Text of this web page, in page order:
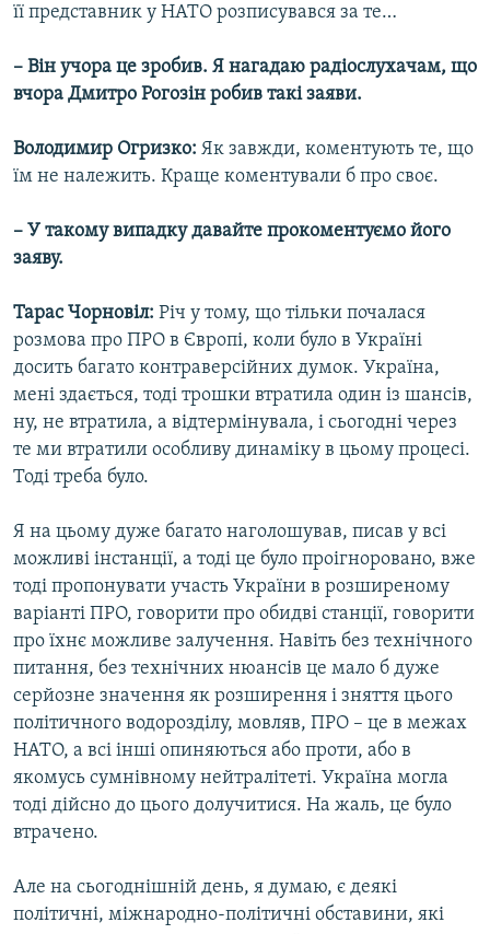
її представник у НАТО розписувався за те…
– Він учора це зробив. Я нагадаю радіослухачам, що
вчора Дмитро Рогозін робив такі заяви.
Володимир Огризко: Як завжди, коментують те, що
їм не належить. Краще коментували б про своє.
– У такому випадку давайте прокоментуємо його
заяву.
Тарас Чорновіл: Річ у тому, що тільки почалася
розмова про ПРО в Європі, коли було в Україні
досить багато контраверсійних думок. Україна,
мені здається, тоді трошки втратила один із шансів,
ну, не втратила, а відтермінувала, і сьогодні через
те ми втратили особливу динаміку в цьому процесі.
Тоді треба було.
Я на цьому дуже багато наголошував, писав у всі
можливі інстанції, а тоді це було проігноровано, вже
тоді пропонувати участь України в розширеному
варіанті ПРО, говорити про обидві станції, говорити
про їхнє можливе залучення. Навіть без технічного
питання, без технічних нюансів це мало б дуже
серйозне значення як розширення і зняття цього
політичного водорозділу, мовляв, ПРО – це в межах
НАТО, а всі інші опиняються або проти, або в
якомусь сумнівному нейтралітеті. Україна могла
тоді дійсно до цього долучитися. На жаль, це було
втрачено.
Але на сьогоднішній день, я думаю, є деякі
політичні, міжнародно-політичні обставини, які